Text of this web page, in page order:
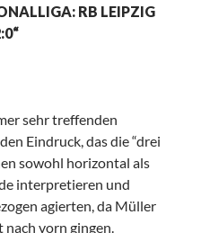
RB LEIPZIG
sehr treffenden
Eindruck, das die “drei
sowohl horizontal als
interpretieren und
agierten, da Müller
nach vorn gingen.